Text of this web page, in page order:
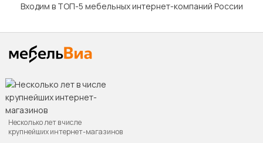
Входим в ТОП-5 мебельных интернет-компаний России
Несколько лет в числе
крупнейших интернет-магазинов